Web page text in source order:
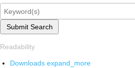
Submit Search
Readability
Downloads expand_more